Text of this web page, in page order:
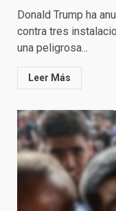
Donald Trump ha
contra tres
una peligrosa...
Leer Más